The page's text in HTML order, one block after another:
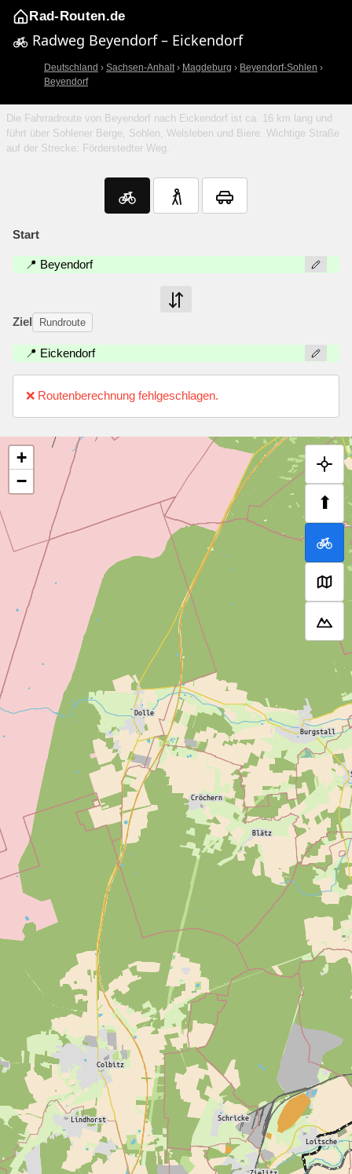
Rad-Routen.de
Radweg Beyendorf – Eickendorf
Deutschland › Sachsen-Anhalt› Magdeburg › Beyendorf-Sohlen ›
Beyendorf
Die Fahrradroute von Beyendorf nach Eickendorf ist ca. 16 km lang und
führt über Sohlener Berge, Sohlen, Welsleben und Biere. Wichtige Straße
auf der Strecke: Förderstedter Weg.
Start
📍 Beyendorf
Ziel Rundroute
📍 Eickendorf
❌ Routenberechnung fehlgeschlagen.
⬆
+
−